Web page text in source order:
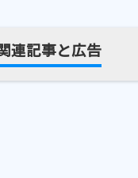
連記事と広告